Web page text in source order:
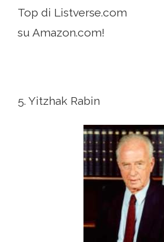
Top di Listverse.com
su Amazon.com!
5. Yitzhak Rabin